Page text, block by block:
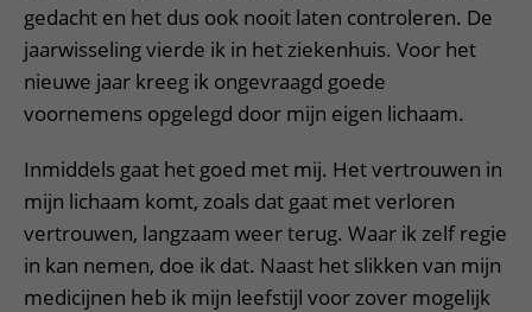
gedacht en het dus ook nooit laten controleren. De
jaarwisseling vierde ik in het ziekenhuis. Voor het
nieuwe jaar kreeg ik ongevraagd goede
voornemens opgelegd door mijn eigen lichaam.
Inmiddels gaat het goed met mij. Het vertrouwen in
mijn lichaam komt, zoals dat gaat met verloren
vertrouwen, langzaam weer terug. Waar ik zelf regie
in kan nemen, doe ik dat. Naast het slikken van mijn
medicijnen heb ik mijn leefstijl voor zover mogelijk